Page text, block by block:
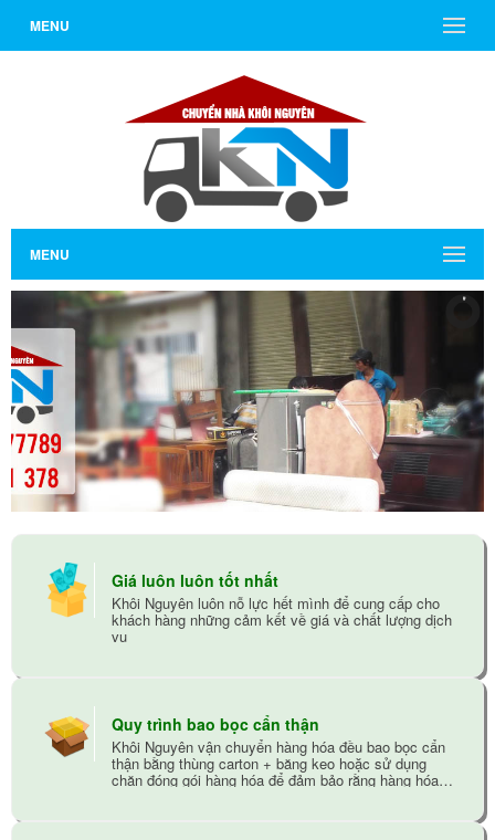
MENU
MENU
Giá luôn luôn tốt nhất
Khôi Nguyên luôn nỗ lực hết mình để cung cấp cho
khách hàng những cảm kết về giá và chất lượng dịch
vụ
Quy trình bao bọc cẩn thận
Khôi Nguyên vận chuyển hàng hóa đều bao bọc cẩn
thận bằng thùng carton + băng keo hoặc sử dụng
chăn đóng gói hàng hóa để đảm bảo rằng hàng hóa